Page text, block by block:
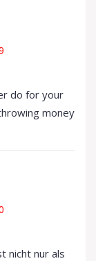
do for your
money
nicht nur als